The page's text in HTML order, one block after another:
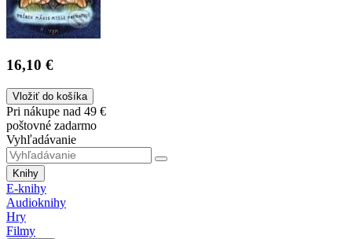
16,10 €
Vložiť do košíka
Pri nákupe nad 49 €
poštovné zadarmo
Vyhľadávanie
Knihy
E-knihy
Audioknihy
Hry
Filmy